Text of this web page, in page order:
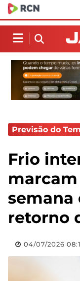
Previsão do
Frio
semana
retorno
04/07/2026